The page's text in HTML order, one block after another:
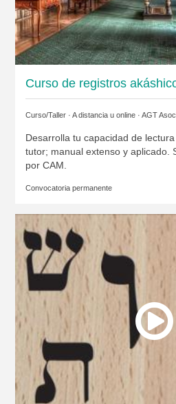
Curso de registros
Curso/Taller · A distancia u online · AGT
Desarrolla tu capacidad de
tutor; manual extenso y aplicado.
por CAM.
Convocatoria permanente